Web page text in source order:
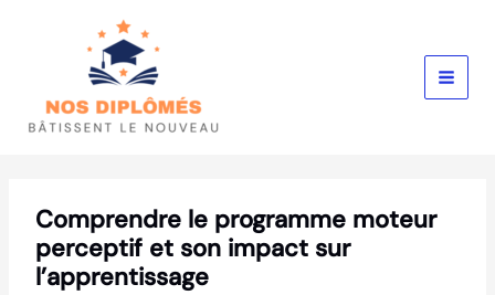
Comprendre le programme moteur
perceptif et son impact sur
l’apprentissage